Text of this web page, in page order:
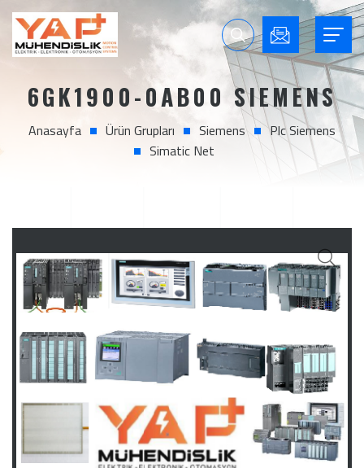
6GK1900-0AB00 SIEMENS
Anasayfa Ürün Grupları Siemens
Plc Siemens
Simatic Net